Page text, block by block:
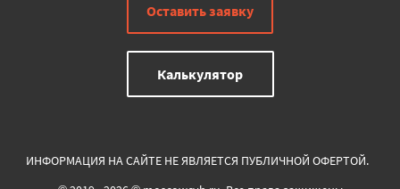
Оставить заявку
Калькулятор
ИНФОРМАЦИЯ НА САЙТЕ НЕ ЯВЛЯЕТСЯ ПУБЛИЧНОЙ ОФЕРТОЙ.